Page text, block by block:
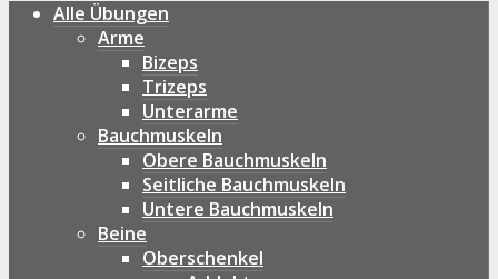
Alle Übungen
Arme
Bizeps
Trizeps
Unterarme
Bauchmuskeln
Obere Bauchmuskeln
Seitliche Bauchmuskeln
Untere Bauchmuskeln
Beine
Oberschenkel